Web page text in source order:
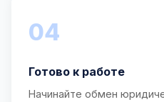
04
Готово к работе
Начинайте обмен